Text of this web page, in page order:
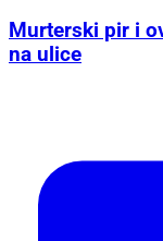
Murterski pir i
na ulice